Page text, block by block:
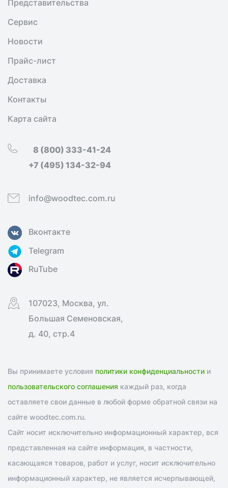
Представительства
Сервис
Новости
Прайс-лист
Доставка
Контакты
Карта сайта
8 (800) 333-41-24
+7 (495) 134-32-94
info@woodtec.com.ru
Вконтакте
Telegram
RuTube
107023, Москва, ул.
Большая Семеновская,
д. 40, стр.4
Вы принимаете условия политики конфиденциальности и
пользовательского соглашения каждый раз, когда
оставляете свои данные в любой форме обратной связи на
сайте woodtec.com.ru.
Сайт носит исключительно информационный характер, вся
представленная на сайте информация, в частности,
касающаяся товаров, работ и услуг, носит исключительно
информационный характер, не является исчерпывающей,